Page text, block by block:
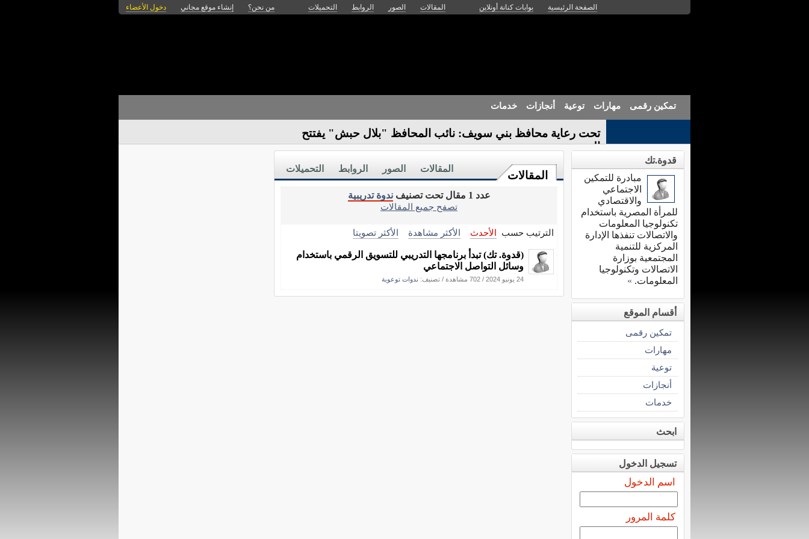
الصفحة الرئيسية بوابات كنانة أونلاين المقالات الصور الروابط التحميلات من نحن؟ إنشاء موقع مجاني دخول الأعضاء
تمكين رقمى مهارات توعية أنجازات خدمات
تحت رعاية محافظ بني سويف: نائب المحافظ "بلال حبش" يفتتح
الندوة الت_
المقالات
التحميلات الروابط الصور المقالات
عدد 1 مقال تحت تصنيف
ندوة تدريبية
تصفح جميع المقالات
الترتيب حسب الأحدث الأكثر مشاهدة الأكثر تصويتا
(قدوة. تك) تبدأ برنامجها التدريبي للتسويق الرقمي باستخدام
وسائل التواصل الاجتماعي
24 يونيو 2024 / 702 مشاهدة / تصنيف: ندوات توعوية
قدوة.تك
مبادرة للتمكين
الاجتماعي
والاقتصادي
للمرأة المصرية باستخدام
تكنولوجيا المعلومات
والاتصالات تنفذها الإدارة
المركزية للتنمية
المجتمعية بوزارة
الاتصالات وتكنولوجيا
المعلومات. »
أقسام الموقع
تمكين رقمى
مهارات
توعية
أنجازات
خدمات
ابحث
تسجيل الدخول
اسم الدخول
كلمة المرور